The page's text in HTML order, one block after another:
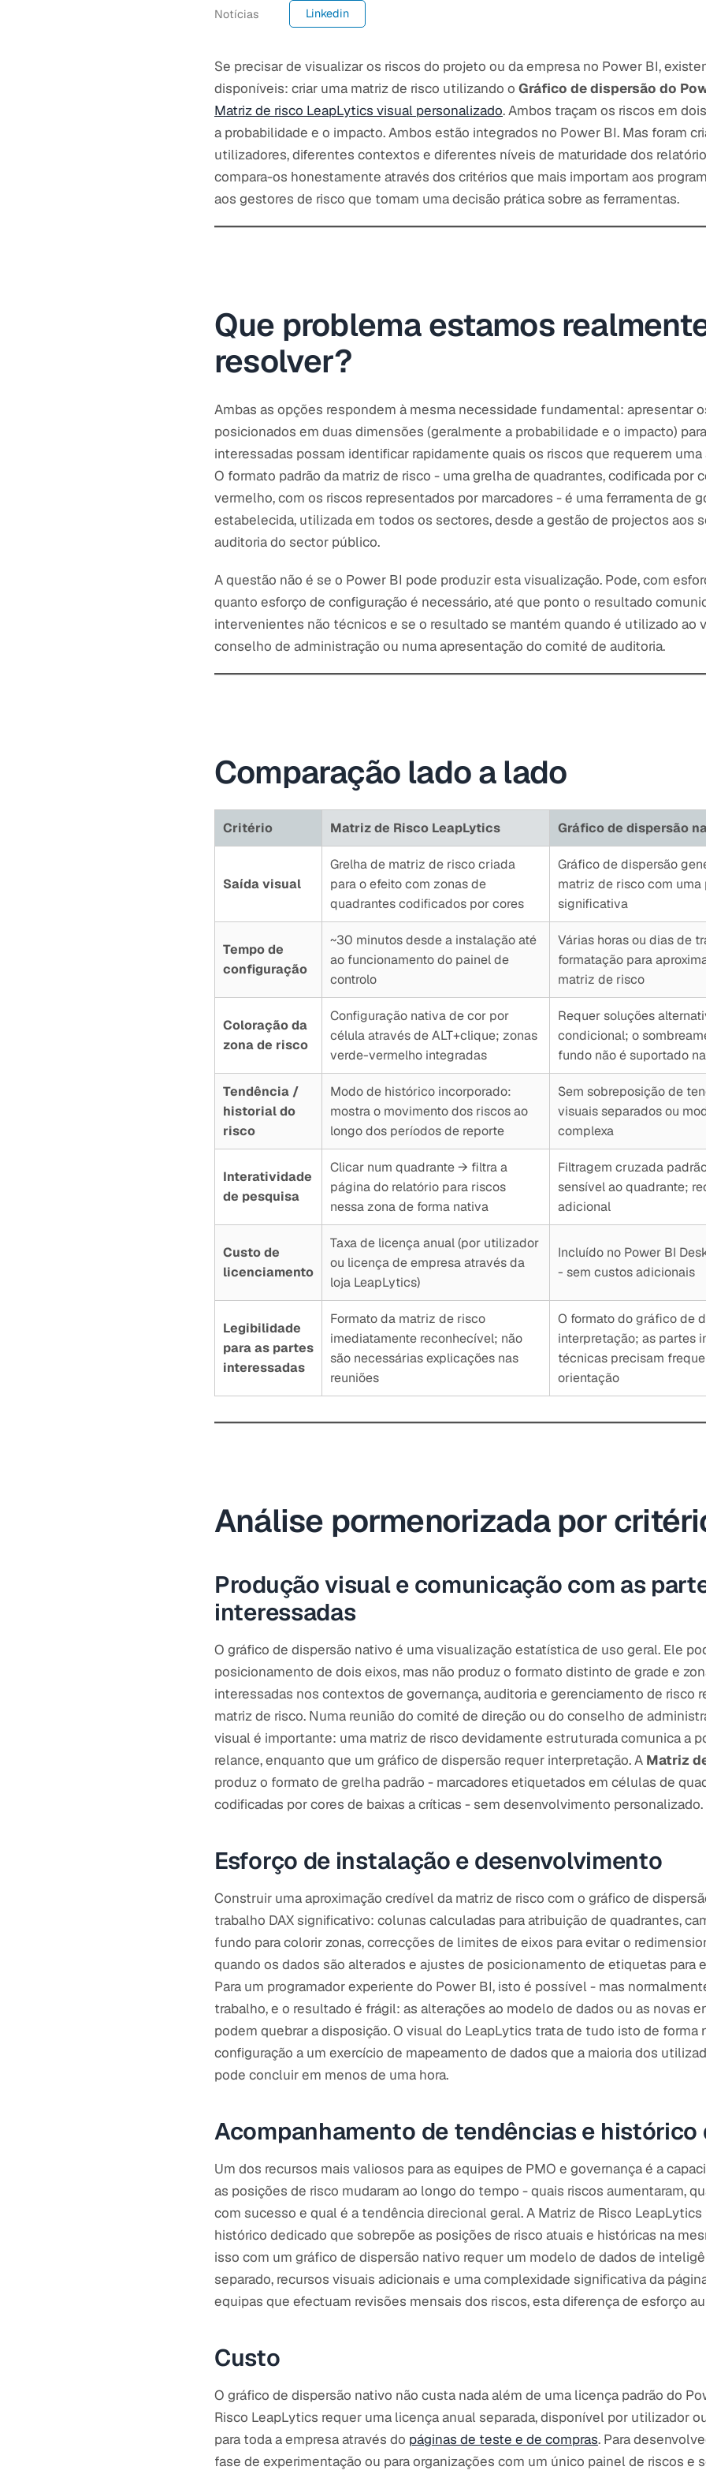
Notícias Linkedin
Se precisar de visualizar os riscos do projeto ou da empresa no Power BI,
disponíveis: criar uma matriz de risco utilizando o Gráfico de dispersão do
Matriz de risco LeapLytics visual personalizado. Ambos traçam os riscos em
a probabilidade e o impacto. Ambos estão integrados no Power BI. Mas foram
utilizadores, diferentes contextos e diferentes níveis de maturidade dos
compara-os honestamente através dos critérios que mais importam aos
aos gestores de risco que tomam uma decisão prática sobre as ferramentas.
Que problema estamos
resolver?
Ambas as opções respondem à mesma necessidade fundamental: apresentar
posicionados em duas dimensões (geralmente a probabilidade e o impacto)
interessadas possam identificar rapidamente quais os riscos que requerem
O formato padrão da matriz de risco - uma grelha de quadrantes, codificada por
vermelho, com os riscos representados por marcadores - é uma ferramenta de
estabelecida, utilizada em todos os sectores, desde a gestão de projectos aos
auditoria do sector público.
A questão não é se o Power BI pode produzir esta visualização. Pode, com
quanto esforço de configuração é necessário, até que ponto o resultado
intervenientes não técnicos e se o resultado se mantém quando é utilizado ao
conselho de administração ou numa apresentação do comité de auditoria.
Comparação lado a lado
Critério Matriz de Risco LeapLytics Gráfico de dispersão
Saída visual
Grelha de matriz de risco criada
para o efeito com zonas de
quadrantes codificados por cores
Gráfico de dispersão
matriz de risco com uma
significativa
Tempo de
configuração
~30 minutos desde a instalação até
ao funcionamento do painel de
controlo
Várias horas ou dias de
formatação para
matriz de risco
Coloração da
zona de risco
Configuração nativa de cor por
célula através de ALT+clique; zonas
verde-vermelho integradas
Requer soluções
condicional; o
fundo não é suportado
Tendência /
historial do
risco
Modo de histórico incorporado:
mostra o movimento dos riscos ao
longo dos períodos de reporte
Sem sobreposição de
visuais separados ou
complexa
Interatividade
de pesquisa
Clicar num quadrante → filtra a
página do relatório para riscos
nessa zona de forma nativa
Filtragem cruzada
sensível ao quadrante;
adicional
Custo de
licenciamento
Taxa de licença anual (por utilizador
ou licença de empresa através da
loja LeapLytics)
Incluído no Power BI
- sem custos adicionais
Legibilidade
para as partes
interessadas
Formato da matriz de risco
imediatamente reconhecível; não
são necessárias explicações nas
reuniões
O formato do gráfico de
interpretação; as partes
técnicas precisam
orientação
Análise pormenorizada por
Produção visual e comunicação com as
interessadas
O gráfico de dispersão nativo é uma visualização estatística de uso geral. Ele
posicionamento de dois eixos, mas não produz o formato distinto de grade e
interessadas nos contextos de governança, auditoria e gerenciamento de risco
matriz de risco. Numa reunião do comité de direção ou do conselho de
visual é importante: uma matriz de risco devidamente estruturada comunica a
relance, enquanto que um gráfico de dispersão requer interpretação. A Matriz
produz o formato de grelha padrão - marcadores etiquetados em células de
codificadas por cores de baixas a críticas - sem desenvolvimento personalizado.
Esforço de instalação e desenvolvimento
Construir uma aproximação credível da matriz de risco com o gráfico de
trabalho DAX significativo: colunas calculadas para atribuição de quadrantes,
fundo para colorir zonas, correcções de limites de eixos para evitar o
quando os dados são alterados e ajustes de posicionamento de etiquetas para
Para um programador experiente do Power BI, isto é possível - mas
trabalho, e o resultado é frágil: as alterações ao modelo de dados ou as novas
podem quebrar a disposição. O visual do LeapLytics trata de tudo isto de forma
configuração a um exercício de mapeamento de dados que a maioria dos
pode concluir em menos de uma hora.
Acompanhamento de tendências e histórico
Um dos recursos mais valiosos para as equipes de PMO e governança é a
as posições de risco mudaram ao longo do tempo - quais riscos aumentaram,
com sucesso e qual é a tendência direcional geral. A Matriz de Risco
histórico dedicado que sobrepõe as posições de risco atuais e históricas na
isso com um gráfico de dispersão nativo requer um modelo de dados de
separado, recursos visuais adicionais e uma complexidade significativa da
equipas que efectuam revisões mensais dos riscos, esta diferença de esforço
Custo
O gráfico de dispersão nativo não custa nada além de uma licença padrão do
Risco LeapLytics requer uma licença anual separada, disponível por utilizador
para toda a empresa através do páginas de teste e de compras. Para
fase de experimentação ou para organizações com um único painel de riscos e